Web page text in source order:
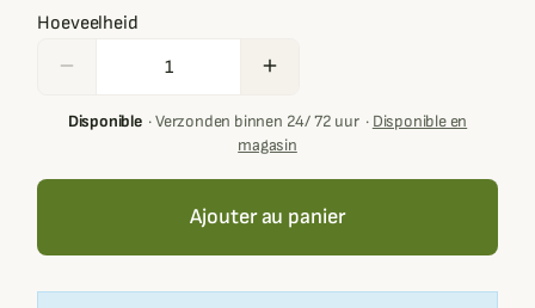
Hoeveelheid
remove add
Disponible·Verzonden binnen 24/ 72 uur· Disponible en
magasin
Ajouter au panier